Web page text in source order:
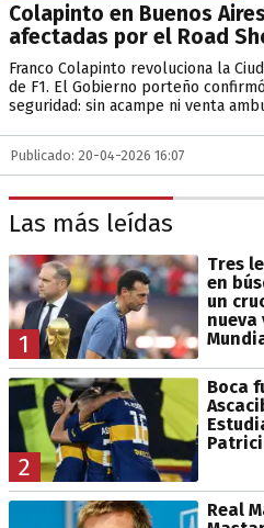
Colapinto en Buenos
afectadas por el Road
Franco Colapinto revoluciona la
de F1. El Gobierno porteño
seguridad: sin acampe ni venta
Publicado: 20-04-2026 16:07
Las más leídas
1
Tres
en
un
2
Boca
Real